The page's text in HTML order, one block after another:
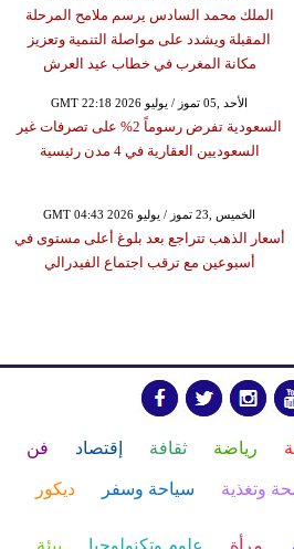
الملك محمد السادس يرسم ملامح المرحلة
المقبلة ويشدد على مواصلة التنمية وتعزيز
مكانة المغرب في خطاب عيد العرش
GMT 22:18 2026 الأحد ,05 تموز / يوليو
السعودية تفرض رسوماً 2% على تصرفات غير
السعوديين العقارية في 4 مدن رئيسية
GMT 04:43 2026 الخميس ,23 تموز / يوليو
أسعار الذهب تتراجع بعد بلوغ أعلى مستوى في
أسبوعين مع ترقب اجتماع الفيدرالي
رياضة ثقافة إقتصاد فن
وتغذية سياحة وسفر ديكور